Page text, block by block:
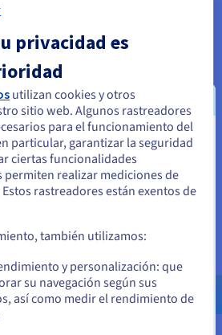
de sus datacenters ubicados
El cambio a un proveedor
con sede en Alemania
los desafíos de moinAI en lo
de datos y contenido
acudir al proveedor
tras haber realizado con éxito
el entorno de OVHcloud. Una
servicios cloud y sus
de datos, la empresa puede
a las peticiones de los
a OVHcloud,
actualizamos
ubicado en Estados
desde Estados Unidos, deberá buscar
una cuenta.
Inglés USD - $
privacidad es
utilizan cookies y otros
sitio web. Algunos rastreadores
para el funcionamiento del
particular, garantizar la seguridad
ciertas funcionalidades
permiten realizar mediciones de
rastreadores están exentos de
también utilizamos:
y personalización: que
su navegación según sus
así como medir el rendimiento de